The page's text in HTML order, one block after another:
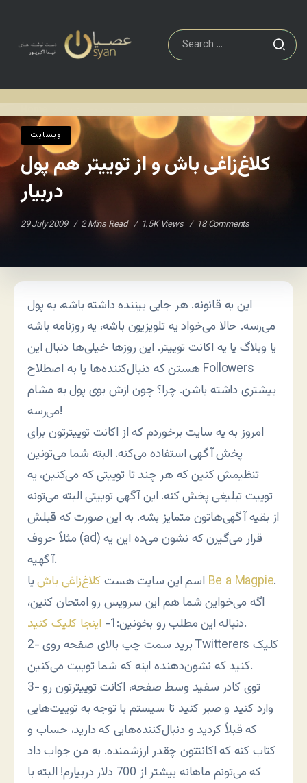
وبسایت
کلاغ‌زاغی باش و از توییتر هم پول
دربیار
29 July 2009 2 Mins Read 1.5K Views 18 Comments
این یه قانونه. هر جایی بیننده داشته باشه، به پول
می‌رسه. حالا می‌خواد یه تلویزیون باشه، یه روزنامه باشه
یا وبلاگ یا یه اکانت توییتر. این روزها خیلی‌ها دنبال این
هستن که دنبال‌کننده‌ها یا به اصطلاح Followers
بیشتری داشته باشن. چرا؟ چون ازش بوی پول به مشام
می‌رسه!
امروز به یه سایت برخوردم که از اکانت توییترتون برای
پخش آگهی استفاده می‌کنه. البته شما می‌تونین
تنظیمش کنین که هر چند تا توییتی که می‌کنین، یه
توییت تبلیغی پخش کنه. این آگهی توییتی البته می‌تونه
از بقیه آگهی‌هاتون متمایز بشه. به این صورت که قبلش
مثلاً حروف (ad) قرار می‌گیرن که نشون می‌ده این یه
آگهیه.
اسم این سایت هستکلاغ‌زاغی باش Be a Magpie.
اگه می‌خواین شما هم این سرویس رو امتحان کنین،
دنباله این مطلب رو بخونین:1-
اینجا کلیک کنید
.
2- برید سمت چپ بالای صفحه روی Twitterers کلیک
کنید که نشون‌دهنده اینه که شما توییت می‌کنین.
3- توی کادر سفید وسط صفحه، اکانت توییترتون رو
وارد کنید و صبر کنید تا سیستم با توجه به توییت‌هایی
که قبلاً کردید و دنبال‌کننده‌هایی که دارید، حساب و
کتاب کنه که اکانتتون چقدر ارزشمنده. به من جواب داد
که می‌تونم ماهانه بیشتر از 700 دلار دربیارم! البته با